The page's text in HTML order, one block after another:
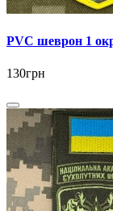
PVC шеврон 1
130грн